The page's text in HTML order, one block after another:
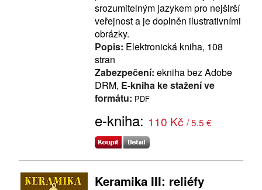
srozumitelným jazykem pro nejširší
veřejnost a je doplněn ilustrativními
obrázky.
Popis: Elektronická kniha, 108
stran
Zabezpečení: ekniha bez Adobe
DRM, E-kniha ke stažení ve
formátu: PDF
e-kniha: 110 Kč / 5.5 €
Keramika III: reliéfy